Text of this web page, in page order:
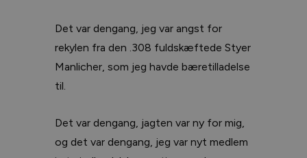
Det var dengang, jeg var angst for
rekylen fra den .308 fuldskæftede Styer
Manlicher, som jeg havde bæretilladelse
til.
Det var dengang, jagten var ny for mig,
og det var dengang, jeg var nyt medlem